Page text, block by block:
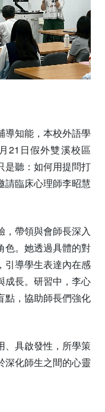
導知能，本校外語學
21日假外雙溪校區
是聽：如何用提問打
請臨床心理師李昭慧
，帶領與會師長深入
色。她透過具體的對
引導學生表達內在感
成長。研習中，李心
點，協助師長們強化
、具啟發性，所學策
深化師生之間的心靈